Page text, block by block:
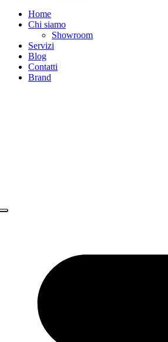
Home
Chi siamo
Showroom
Servizi
Blog
Contatti
Brand